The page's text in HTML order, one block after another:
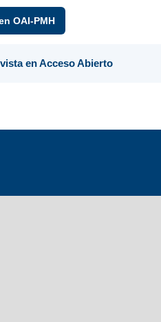
OAI-PMH
en Acceso Abierto